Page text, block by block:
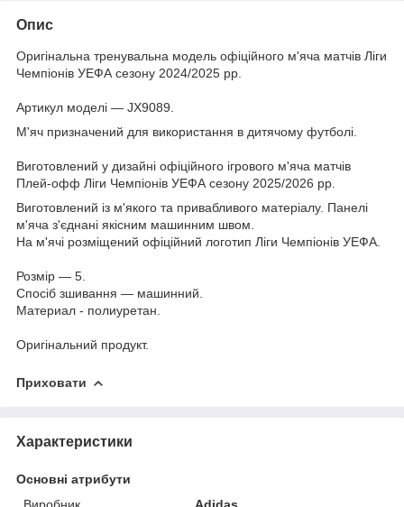
Опис
Оригінальна тренувальна модель офіційного м'яча матчів Ліги
Чемпіонів УЕФА сезону 2024/2025 рр.
Артикул моделі — JX9089.
М'яч призначений для використання в дитячому футболі.
Виготовлений у дизайні офіційного ігрового м'яча матчів
Плей-офф Ліги Чемпіонів УЕФА сезону 2025/2026 рр.
Виготовлений із м'якого та привабливого матеріалу. Панелі
м'яча з'єднані якісним машинним швом.
На м'ячі розміщений офіційний логотип Ліги Чемпіонів УЕФА.
Розмір — 5.
Спосіб зшивання — машинний.
Материал - полиуретан.
Оригінальний продукт.
Приховати
Характеристики
Основні атрибути
Виробник
Adidas